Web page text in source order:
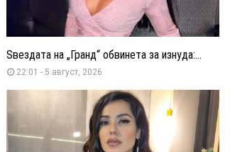
Ѕвездата на „Гранд“ обвинета за изнуда:...
22:01 - 5 август, 2026